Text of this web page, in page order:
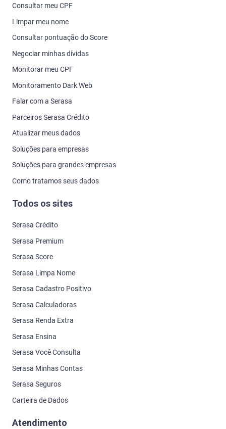
Consultar meu CPF
Limpar meu nome
Consultar pontuação do Score
Negociar minhas dívidas
Monitorar meu CPF
Monitoramento Dark Web
Falar com a Serasa
Parceiros Serasa Crédito
Atualizar meus dados
Soluções para empresas
Soluções para grandes empresas
Como tratamos seus dados
Todos os sites
Serasa Crédito
Serasa Premium
Serasa Score
Serasa Limpa Nome
Serasa Cadastro Positivo
Serasa Calculadoras
Serasa Renda Extra
Serasa Ensina
Serasa Você Consulta
Serasa Minhas Contas
Serasa Seguros
Carteira de Dados
Atendimento